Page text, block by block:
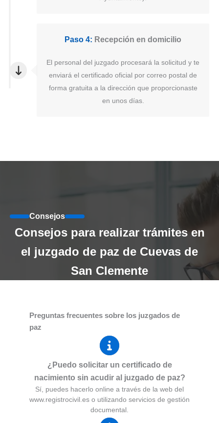
Paso 4: Recepción en domicilio
El personal del juzgado procesará la solicitud y te
enviará el certificado oficial por correo postal de
forma gratuita a la dirección que proporcionaste
en unos días.
Consejos
Consejos para realizar trámites en
el juzgado de paz de Cuevas de
San Clemente
Preguntas frecuentes sobre los juzgados de
paz
¿Puedo solicitar un certificado de
nacimiento sin acudir al juzgado de paz?
Sí, puedes hacerlo online a través de la web del
www.registrocivil.es o utilizando servicios de gestión
documental.